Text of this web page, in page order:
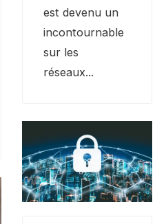
est devenu un
incontournable
sur les
réseaux...